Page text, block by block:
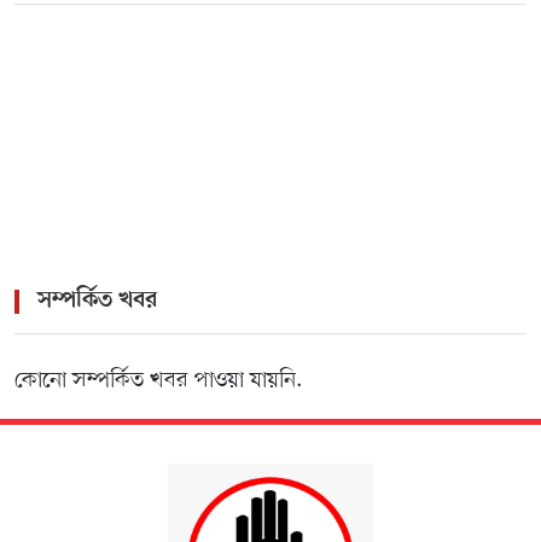
সম্পর্কিত খবর
কোনো সম্পর্কিত খবর পাওয়া যায়নি.